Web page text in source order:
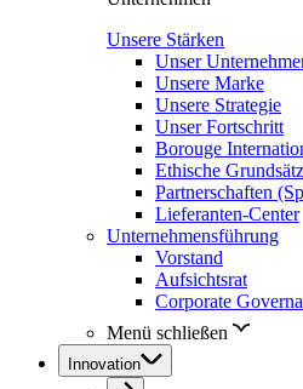
Unsere Stärken
Unser
Unsere Marke
Unsere Strategie
Unser Fortschritt
Borouge
Ethische
Partnerschaften
Lieferanten-Center
Unternehmensführung
Vorstand
Aufsichtsrat
Corporate
Menü schließen
Innovation